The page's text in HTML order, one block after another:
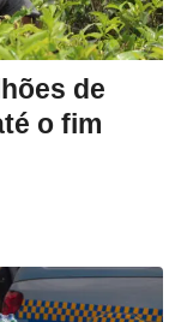
de
o fim